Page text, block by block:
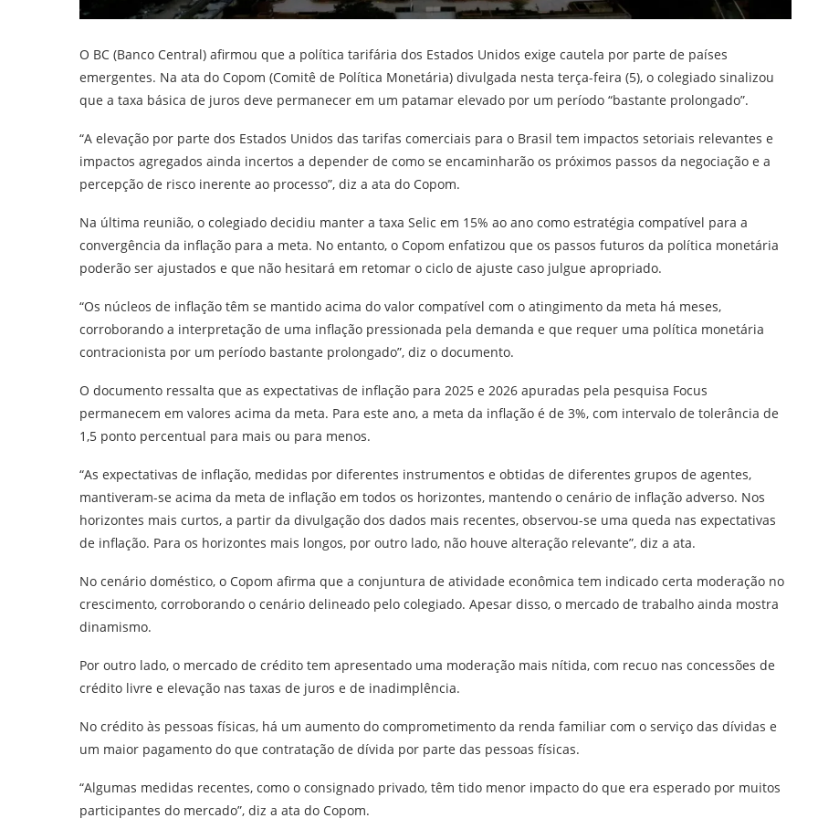
O BC (Banco Central) afirmou que a política tarifária dos Estados Unidos exige cautela por parte de países
emergentes. Na ata do Copom (Comitê de Política Monetária) divulgada nesta terça-feira (5), o colegiado sinalizou
que a taxa básica de juros deve permanecer em um patamar elevado por um período “bastante prolongado”.
“A elevação por parte dos Estados Unidos das tarifas comerciais para o Brasil tem impactos setoriais relevantes e
impactos agregados ainda incertos a depender de como se encaminharão os próximos passos da negociação e a
percepção de risco inerente ao processo”, diz a ata do Copom.
Na última reunião, o colegiado decidiu manter a taxa Selic em 15% ao ano como estratégia compatível para a
convergência da inflação para a meta. No entanto, o Copom enfatizou que os passos futuros da política monetária
poderão ser ajustados e que não hesitará em retomar o ciclo de ajuste caso julgue apropriado.
“Os núcleos de inflação têm se mantido acima do valor compatível com o atingimento da meta há meses,
corroborando a interpretação de uma inflação pressionada pela demanda e que requer uma política monetária
contracionista por um período bastante prolongado”, diz o documento.
O documento ressalta que as expectativas de inflação para 2025 e 2026 apuradas pela pesquisa Focus
permanecem em valores acima da meta. Para este ano, a meta da inflação é de 3%, com intervalo de tolerância de
1,5 ponto percentual para mais ou para menos.
“As expectativas de inflação, medidas por diferentes instrumentos e obtidas de diferentes grupos de agentes,
mantiveram-se acima da meta de inflação em todos os horizontes, mantendo o cenário de inflação adverso. Nos
horizontes mais curtos, a partir da divulgação dos dados mais recentes, observou-se uma queda nas expectativas
de inflação. Para os horizontes mais longos, por outro lado, não houve alteração relevante”, diz a ata.
No cenário doméstico, o Copom afirma que a conjuntura de atividade econômica tem indicado certa moderação no
crescimento, corroborando o cenário delineado pelo colegiado. Apesar disso, o mercado de trabalho ainda mostra
dinamismo.
Por outro lado, o mercado de crédito tem apresentado uma moderação mais nítida, com recuo nas concessões de
crédito livre e elevação nas taxas de juros e de inadimplência.
No crédito às pessoas físicas, há um aumento do comprometimento da renda familiar com o serviço das dívidas e
um maior pagamento do que contratação de dívida por parte das pessoas físicas.
“Algumas medidas recentes, como o consignado privado, têm tido menor impacto do que era esperado por muitos
participantes do mercado”, diz a ata do Copom.